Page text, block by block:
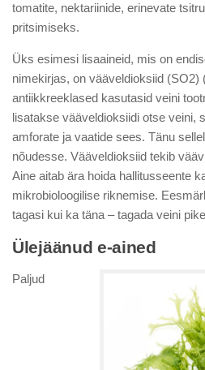
tomatite, nektariinide, erinevate
pritsimiseks.
Üks esimesi lisaaineid, mis on
nimekirjas, on vääveldioksiid (SO2)
antiikkreeklased kasutasid veini
lisatakse vääveldioksiidi otse veini,
amforate ja vaatide sees. Tänu
nõudesse. Vääveldioksiid tekib
Aine aitab ära hoida hallitusseente
mikrobioloogilise riknemise.
tagasi kui ka täna – tagada veini
Ülejäänud e-ained
Paljud